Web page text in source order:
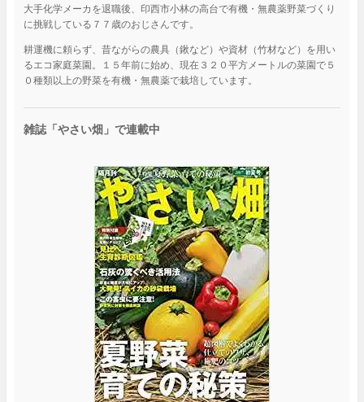
大手化学メーカを退職後、印西市小林の高台で有機・無農薬野菜づくり
に挑戦している７７歳のおじさんです。
耕運機に頼らず、昔ながらの農具（鍬など）や資材（竹材など）を用い
るエコ家庭菜園。１５年前に始め、現在３２０平方メートルの菜園で５
０種類以上の野菜を有機・無農薬で栽培しています。
雑誌「やさい畑」で連載中